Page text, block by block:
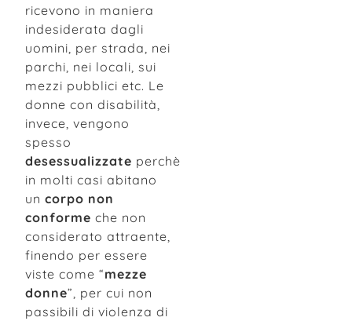
ricevono in maniera
indesiderata dagli
uomini, per strada, nei
parchi, nei locali, sui
mezzi pubblici etc. Le
donne con disabilità,
invece, vengono
spesso
desessualizzate perchè
in molti casi abitano
un corpo non
conforme che non
considerato attraente,
finendo per essere
viste come “mezze
donne”, per cui non
passibili di violenza di